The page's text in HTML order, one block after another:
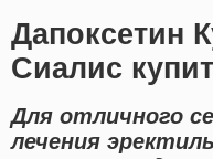
Дапоксетин
Сиалис
Для отличного
лечения